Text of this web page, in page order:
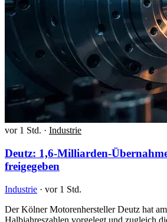
vor 1 Std. · Industrie
Deutz: 1,6-Milliarden-
freigegeben
Industrie · vor 1 Std.
Der Kölner Motorenhersteller Deutz hat
Halbjahreszahlen vorgelegt und zugleich